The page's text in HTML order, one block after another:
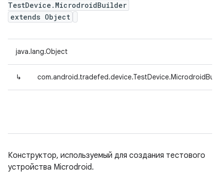
TestDevice.MicrodroidBuilder
extends Object
java.lang.Object
↳
Конструктор, используемый для создания тестового
устройства Microdroid.